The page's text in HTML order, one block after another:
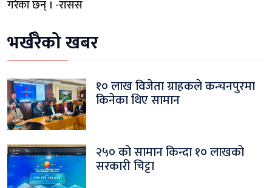
गरेका छन् । -रासस
भर्खरैको खबर
१० लाख विजेता ग्राहकले कन्चनपुरमा
किनेका थिए सामान
२५० को सामान किन्दा १० लाखको
सरकारी चिट्टा